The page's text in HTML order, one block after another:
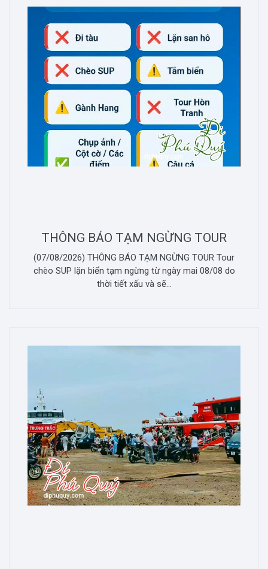
THÔNG BÁO TẠM NGỪNG TOUR
(07/08/2026) THÔNG BÁO TẠM NGỪNG TOUR Tour
chèo SUP lặn biển tạm ngừng từ ngày mai 08/08 do
thời tiết xấu và sẽ...